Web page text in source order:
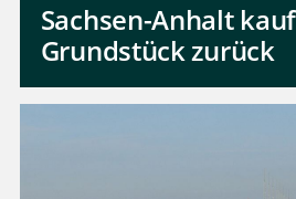
Sachsen-Anhalt
Grundstück zurück